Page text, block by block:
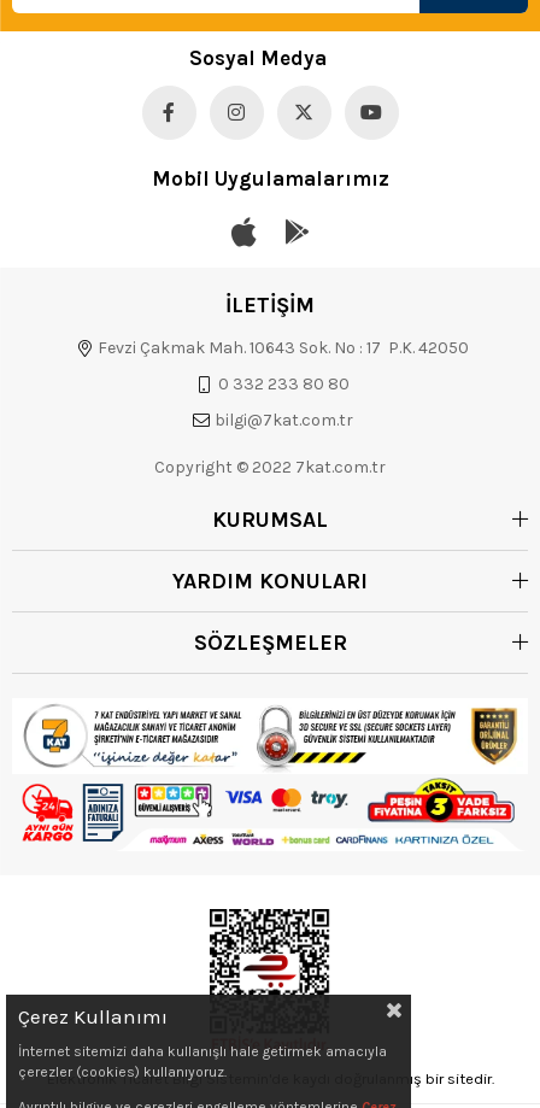
Sosyal Medya
Mobil Uygulamalarımız
İLETİŞİM
Fevzi Çakmak Mah. 10643 Sok. No : 17 P.K. 42050
0 332 233 80 80
bilgi@7kat.com.tr
Copyright © 2022 7kat.com.tr
KURUMSAL
YARDIM KONULARI
SÖZLEŞMELER
Elektronik Ticaret Bilgi Sistemin'de kaydı doğrulanmış bir sitedir.
Çerez Kullanımı
İnternet sitemizi daha kullanışlı hale getirmek amacıyla
çerezler (cookies) kullanıyoruz.